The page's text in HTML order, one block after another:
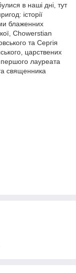
в наші дні, тут
історії
блаженних
Chowerstian
та Сергія
царствених
першого лауреата
священника